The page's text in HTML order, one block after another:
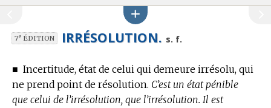
7eÉDITION IRRÉSOLUTION. s. f.
■ Incertitude, état de celui qui demeure irrésolu, qui
ne prend point de résolution. C’est un état pénible
que celui de l’irrésolution, que l’irrésolution. Il est